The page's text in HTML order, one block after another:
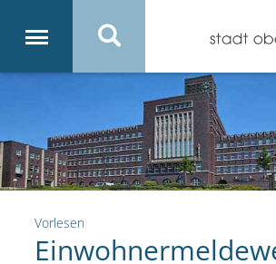
Vorlesen